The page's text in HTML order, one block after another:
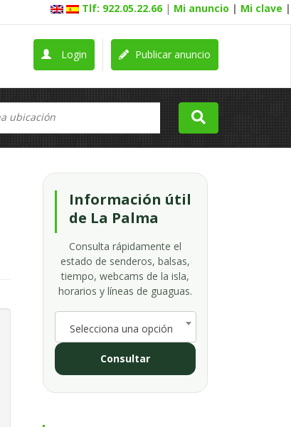
Tlf: 922.05.22.66 | Mi anuncio | Mi clave |
Publicar anuncio
Login
Información útil
de La Palma
Consulta rápidamente el
estado de senderos, balsas,
tiempo, webcams de la isla,
horarios y líneas de guaguas.
Selecciona una opción
Consultar